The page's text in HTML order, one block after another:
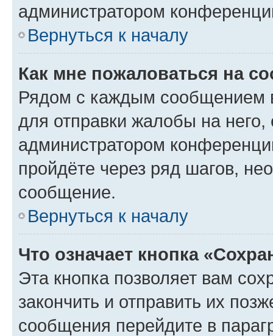
администратором
Вернуться к началу
Как мне пожаловаться на
Рядом с каждым сообщением
для отправки жалобы на
администратором
пройдёте через ряд шагов,
сообщение.
Вернуться к началу
Что означает кнопка
Эта кнопка позволяет вам
закончить и отправить их
сообщения перейдите в